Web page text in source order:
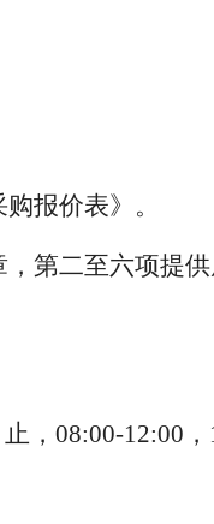
报价表》。
第二至六项提
， 08:00-12:00 ，